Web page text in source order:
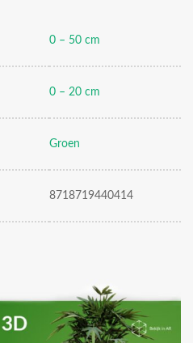
0 – 50 cm
0 – 20 cm
Groen
8718719440414